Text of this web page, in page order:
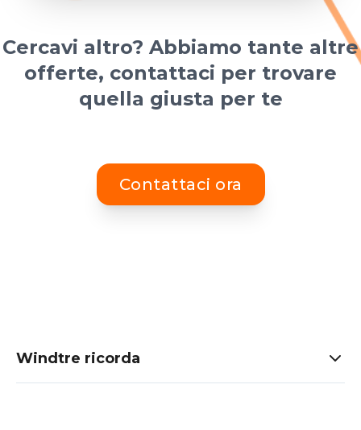
Cercavi altro? Abbiamo tante altre
offerte, contattaci per trovare
quella giusta per te
Contattaci ora
Windtre ricorda